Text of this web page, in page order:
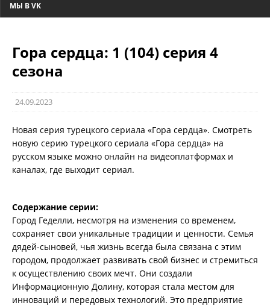
МЫ В VK
Гора сердца: 1 (104) серия 4
сезона
24.09.2023
Новая серия турецкого сериала «Гора сердца». Смотреть
новую серию турецкого сериала «Гора сердца» на
русском языке можно онлайн на видеоплатформах и
каналах, где выходит сериал.
Содержание серии:
Город Геделли, несмотря на изменения со временем,
сохраняет свои уникальные традиции и ценности. Семья
дядей-сыновей, чья жизнь всегда была связана с этим
городом, продолжает развивать свой бизнес и стремиться
к осуществлению своих мечт. Они создали
Информационную Долину, которая стала местом для
инноваций и передовых технологий. Это предприятие